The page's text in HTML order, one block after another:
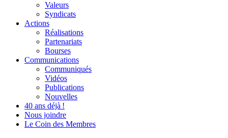
Valeurs
Syndicats
Actions
Réalisations
Partenariats
Bourses
Communications
Communiqués
Vidéos
Publications
Nouvelles
40 ans déjà !
Nous joindre
Le Coin des Membres